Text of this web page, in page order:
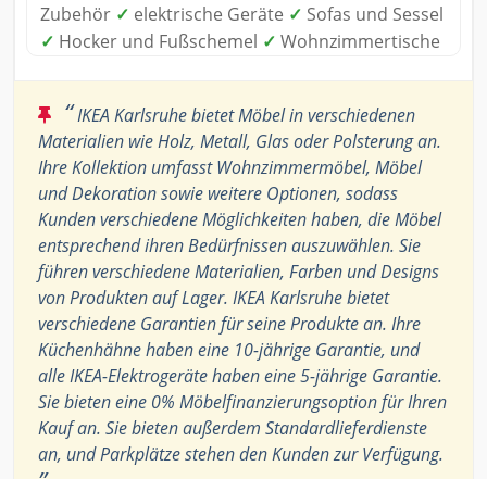
Zubehör ✓ elektrische Geräte ✓ Sofas und Sessel
✓ Hocker und Fußschemel ✓ Wohnzimmertische
“IKEA Karlsruhe bietet Möbel in verschiedenen
Materialien wie Holz, Metall, Glas oder Polsterung an.
Ihre Kollektion umfasst Wohnzimmermöbel, Möbel
und Dekoration sowie weitere Optionen, sodass
Kunden verschiedene Möglichkeiten haben, die Möbel
entsprechend ihren Bedürfnissen auszuwählen. Sie
führen verschiedene Materialien, Farben und Designs
von Produkten auf Lager. IKEA Karlsruhe bietet
verschiedene Garantien für seine Produkte an. Ihre
Küchenhähne haben eine 10-jährige Garantie, und
alle IKEA-Elektrogeräte haben eine 5-jährige Garantie.
Sie bieten eine 0% Möbelfinanzierungsoption für Ihren
Kauf an. Sie bieten außerdem Standardlieferdienste
an, und Parkplätze stehen den Kunden zur Verfügung.